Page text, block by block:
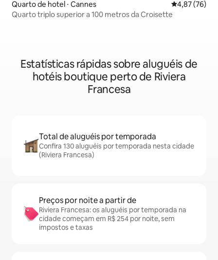
Quarto de hotel ⋅ Cannes 4,87 de uma
4,87 (76)
Quarto triplo superior a 100 metros da Croisette
Estatísticas rápidas sobre aluguéis de
hotéis boutique perto de Riviera
Francesa
Total de aluguéis por temporada
Confira 130 aluguéis por temporada nesta cidade
(Riviera Francesa)
Preços por noite a partir de
Riviera Francesa: os aluguéis por temporada na
cidade começam em R$ 254 por noite, sem
impostos e taxas